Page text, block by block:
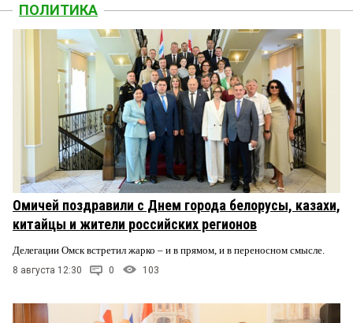
ПОЛИТИКА
Омичей поздравили с Днем города белорусы, казахи,
китайцы и жители российских регионов
Делегации Омск встретил жарко – и в прямом, и в переносном смысле.
8 августа 12:30 0 103